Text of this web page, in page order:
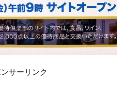
サーリンク